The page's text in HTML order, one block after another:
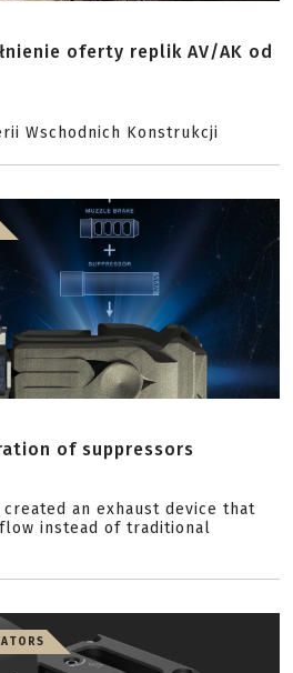
oferty replik AV/AK od
Wschodnich Konstrukcji
of suppressors
an exhaust device that
instead of traditional